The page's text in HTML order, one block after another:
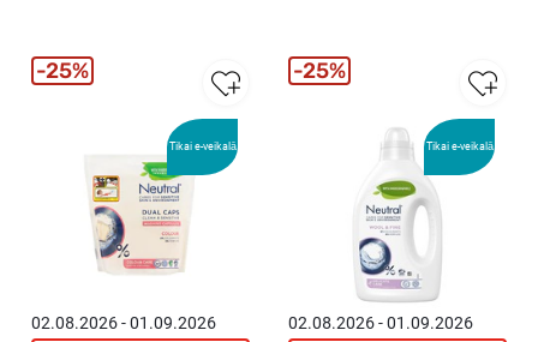
Tikai e-veikalā
02.08.2026 - 01.09.2026
25%
Tikai e-veikalā
02.08.2026 - 01.09.2026
25%